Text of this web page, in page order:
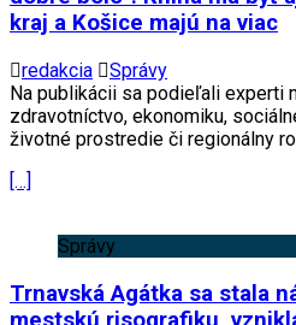
kraj a Košice majú na viac
redakcia
Správy
Na publikácii sa podieľali experti
zdravotníctvo, ekonomiku,
životné prostredie či regionálny
[…]
Správy
Trnavská Agátka sa stala